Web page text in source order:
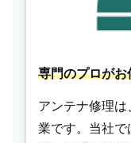
専門のプロが
アンテナ修理
業です。当社で